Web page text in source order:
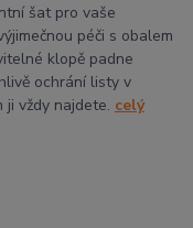
šat pro vaše
péči s obalem
klopě padne
ochrání listy v
ji vždy najdete. celý